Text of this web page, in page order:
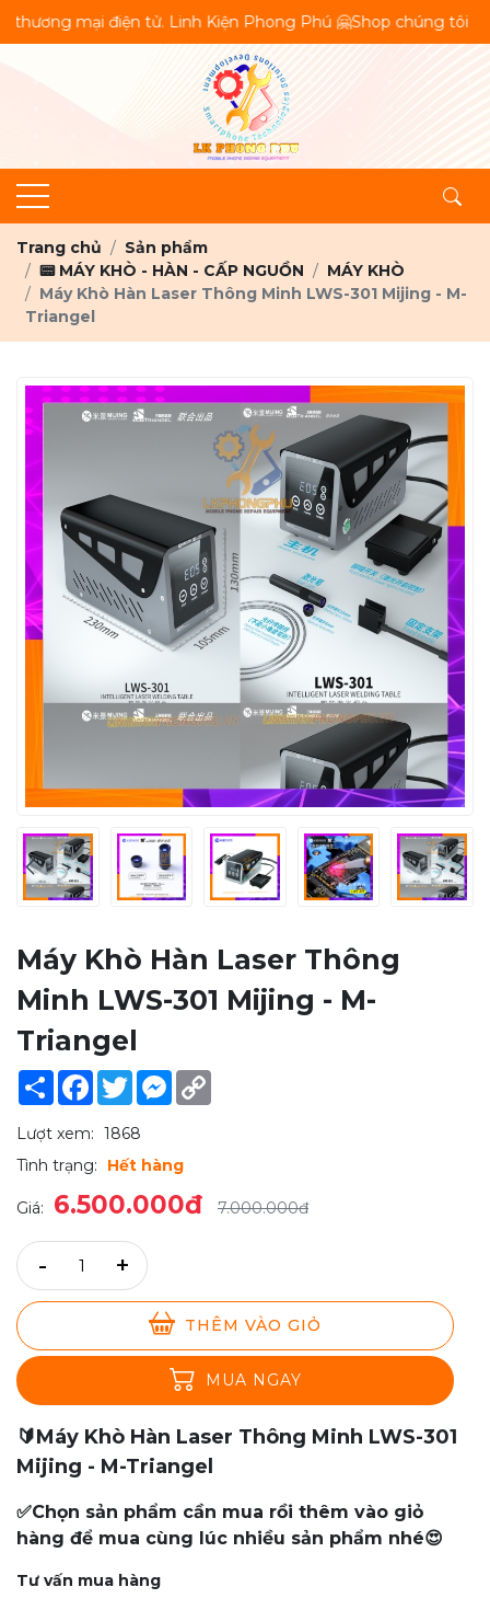
Linh Kiện Phong Phú 🤗Shop chúng tôi chuyên cung cấp
Trang chủ
Sản phẩm
📟 MÁY KHÒ - HÀN - CẤP NGUỒN
MÁY KHÒ
Máy Khò Hàn Laser Thông Minh LWS-301 Mijing - M-
Triangel
Máy Khò Hàn Laser Thông
Minh LWS-301 Mijing - M-
Triangel
Share Facebook
TwitterMessenger
Lượt xem: 1868
Tình trạng:
Hết hàng
Giá: 6.500.000đ 7.000.000đ
- +
THÊM VÀO GIỎ
MUA NGAY
🔰Máy Khò Hàn Laser Thông Minh LWS-301
Mijing - M-Triangel
✅Chọn sản phẩm cần mua rồi thêm vào giỏ
hàng để mua cùng lúc nhiều sản phẩm nhé😍
Tư vấn mua hàng